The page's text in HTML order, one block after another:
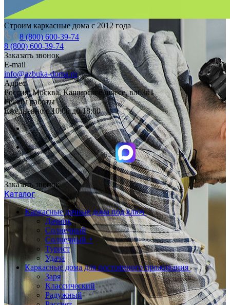
Строим каркасные дома с 2012 года
8 (800) 600-39-74
8 (800) 600-39-74
Заказать звонок
E-mail
info@azbuka-doma.ru
Адрес
Россия, Москва, Каширское шоссе, вл63к1
Режим работы
Ежедневно с 10:00 до 18:00
Заказать звонок
Каталог
Каркасные дачные дома под ключ
Дачник
Солнечный
Солнечный +
Турист
Удача
Каркасные дома для постоянного проживания
Заря
Классический
Радужный